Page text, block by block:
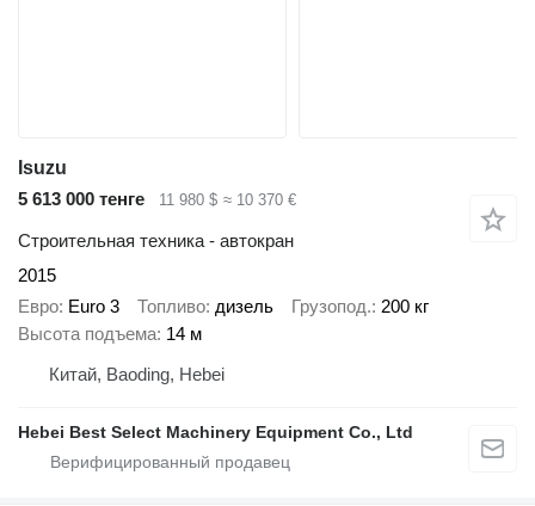
Isuzu
5 613 000 тенге
11 980 $ ≈ 10 370 €
Строительная техника - автокран
2015
Евро Euro 3 Топливо дизель Грузопод. 200 кг
Высота подъема 14 м
Китай, Baoding, Hebei
Hebei Best Select Machinery Equipment Co., Ltd